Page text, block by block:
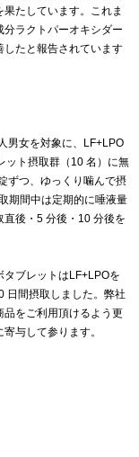
たしています。これま
ラクトパーオキシダー
たと報告されています
男女を対象に、LF+LPO
ット摂取群（10 名）に無
ずつ、ゆっくり噛んで摂
期間中は定期的に唾液量
後・5 分後・10 分後を
ブレットはLF+LPOを
日間摂取しました。弊社
をご利用頂けるよう更
与して参ります。